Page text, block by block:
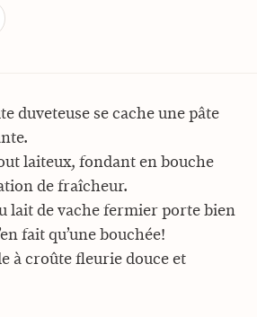
duveteuse se cache une pâte
laiteux, fondant en bouche
de fraîcheur.
lait de vache fermier porte bien
fait qu’une bouchée!
à croûte fleurie douce et